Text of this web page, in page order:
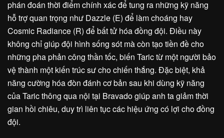
phán đoán thời điểm chính xác để tung ra những kỹ năng
hỗ trợ quan trọng như Dazzle (E) để làm choáng hay
Cosmic Radiance (R) để bất tử hóa đồng đội. Điều này
không chỉ giúp đội hình sống sót mà còn tạo tiền đề cho
những pha phản công thần tốc, biến Taric từ một người bảo
vệ thành một kiến trúc sư cho chiến thắng. Đặc biệt, khả
năng cường hóa đòn đánh cơ bản sau khi dùng kỹ năng
của Taric thông qua nội tại Bravado giúp anh ta giảm thời
gian hồi chiêu, duy trì liên tục các hiệu ứng có lợi cho đồng
đội.